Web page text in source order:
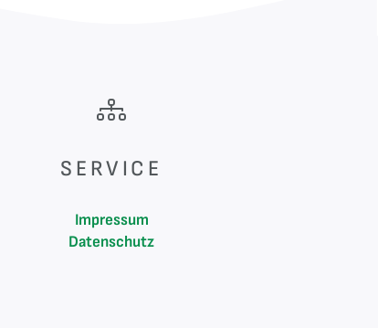
SERVICE
Impressum
Datenschutz